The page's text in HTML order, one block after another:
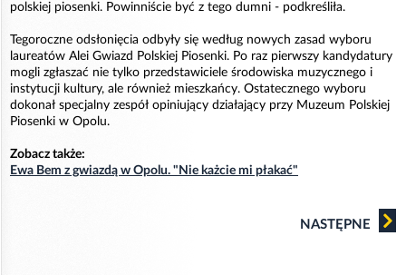
polskiej piosenki. Powinniście być z tego dumni - podkreśliła.
Tegoroczne odsłonięcia odbyły się według nowych zasad wyboru
laureatów Alei Gwiazd Polskiej Piosenki. Po raz pierwszy kandydatury
mogli zgłaszać nie tylko przedstawiciele środowiska muzycznego i
instytucji kultury, ale również mieszkańcy. Ostatecznego wyboru
dokonał specjalny zespół opiniujący działający przy Muzeum Polskiej
Piosenki w Opolu.
Zobacz także:
Ewa Bem z gwiazdą w Opolu. "Nie każcie mi płakać"
NASTĘPNE